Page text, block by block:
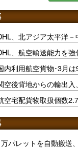
、北アジア太平洋
、航空輸送能力を
内利用航空貨物･3月
空後背地からの輸出
空宅配貨物取扱個数
パレットを自動搬送